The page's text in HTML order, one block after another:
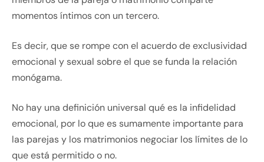
momentos íntimos con un tercero.
Es decir, que se rompe con el acuerdo de exclusividad
emocional y sexual sobre el que se funda la relación
monógama.
No hay una definición universal qué es la infidelidad
emocional, por lo que es sumamente importante para
las parejas y los matrimonios negociar los límites de lo
que está permitido o no.